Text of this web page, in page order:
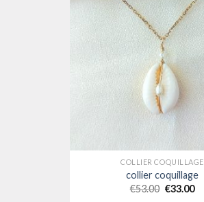
COLLIER COQUILLAGE
collier coquillage
€53.00 €33.00